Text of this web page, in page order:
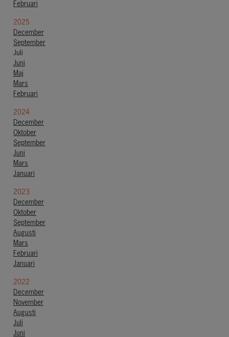
Februari
2025
December
September
Juli
Juni
Maj
Mars
Februari
2024
December
Oktober
September
Juni
Mars
Januari
2023
December
Oktober
September
Augusti
Mars
Februari
Januari
2022
December
November
Augusti
Juli
Juni